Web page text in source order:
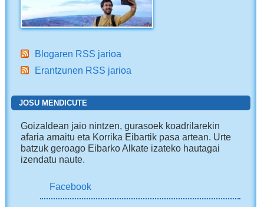
Blogaren RSS jarioa
Erantzunen RSS jarioa
JOSU MENDICUTE
Goizaldean jaio nintzen, gurasoek koadrilarekin
afaria amaitu eta Korrika Eibartik pasa artean. Urte
batzuk geroago Eibarko Alkate izateko hautagai
izendatu naute.
Facebook